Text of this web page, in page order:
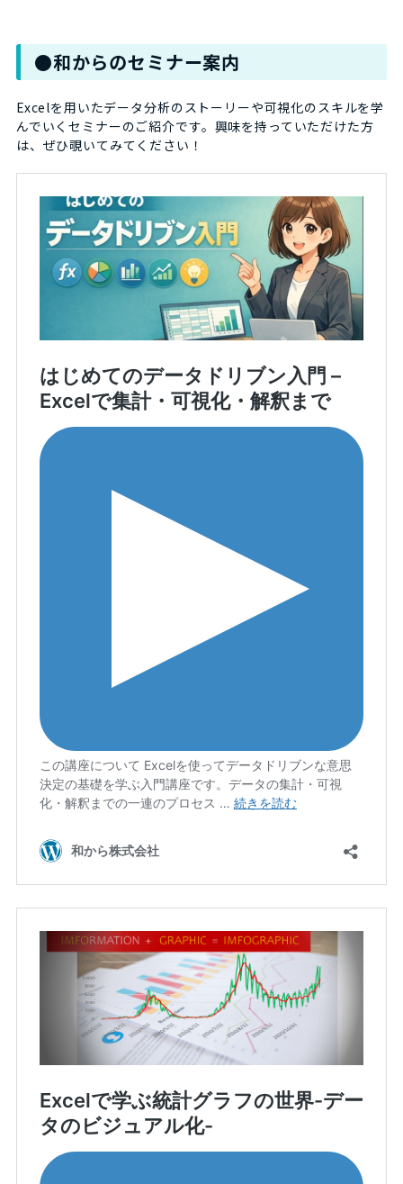
●和からのセミナー案内
Excelを用いたデータ分析のストーリーや可視化のスキルを学
んでいくセミナーのご紹介です。興味を持っていただけた方
は、ぜひ覗いてみてください！